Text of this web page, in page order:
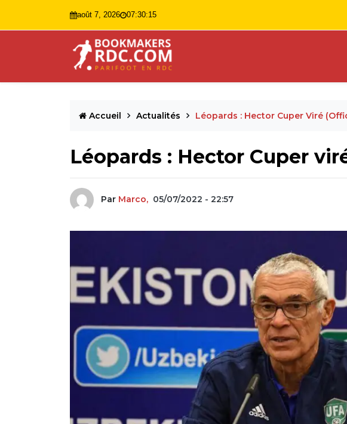
août 7, 2026 07:30:16
Accueil Actualités Léopards : Hector Cuper Viré
Léopards : Hector Cuper
Par Marco, 05/07/2022 - 22:57